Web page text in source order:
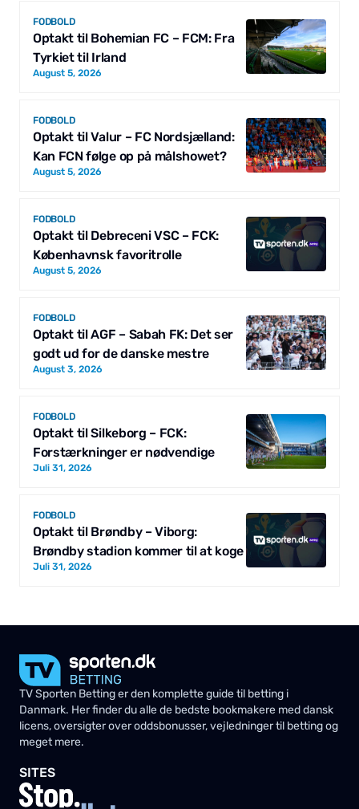
FODBOLD
Optakt til Bohemian FC – FCM: Fra
Tyrkiet til Irland
August 5, 2026
FODBOLD
Optakt til Valur – FC Nordsjælland:
Kan FCN følge op på målshowet?
August 5, 2026
FODBOLD
Optakt til Debreceni VSC – FCK:
Københavnsk favoritrolle
August 5, 2026
FODBOLD
Optakt til AGF – Sabah FK: Det ser
godt ud for de danske mestre
August 3, 2026
FODBOLD
Optakt til Silkeborg – FCK:
Forstærkninger er nødvendige
Juli 31, 2026
FODBOLD
Optakt til Brøndby – Viborg:
Brøndby stadion kommer til at koge
Juli 31, 2026
TV Sporten Betting er den komplette guide til betting i
Danmark. Her finder du alle de bedste bookmakere med dansk
licens, oversigter over oddsbonusser, vejledninger til betting og
meget mere.
SITES